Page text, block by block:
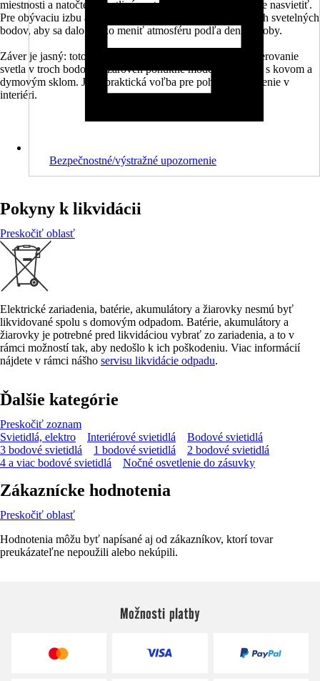
miestnosti a natočte jednotlivé spoty na miesta, ktoré chcete nasvietiť.
Pre obývaciu izbu a spálňu sa hodí aj kombinácia viacerých svetelných
bodov, aby sa dalo ľahko meniť atmosféru podľa dennej doby.
Záver je jasný: toto bodové svietidlo vám dá flexibilné smerovanie
svetla v troch bodoch a zároveň ponúkne moderný vzhľad s kovom a
dymovým sklom. Je to praktická voľba pre pohodlné svietenie v
interiéri.
Bezpečnostné/výstražné upozornenie
Pokyny k likvidácii
Preskočiť oblasť
Elektrické zariadenia, batérie, akumulátory a žiarovky nesmú byť
likvidované spolu s domovým odpadom. Batérie, akumulátory a
žiarovky je potrebné pred likvidáciou vybrať zo zariadenia, a to v
rámci možností tak, aby nedošlo k ich poškodeniu. Viac informácií
nájdete v rámci nášho servisu likvidácie odpadu.
Ďalšie kategórie
Preskočiť zoznam
Svietidlá, elektro
Interiérové svietidlá
Bodové svietidlá
3 bodové svietidlá
1 bodové svietidlá
2 bodové svietidlá
4 a viac bodové svietidlá
Nočné osvetlenie do zásuvky
Zákaznícke hodnotenia
Preskočiť oblasť
Hodnotenia môžu byť napísané aj od zákazníkov, ktorí tovar
preukázateľne nepoužili alebo nekúpili.
Možnosti platby